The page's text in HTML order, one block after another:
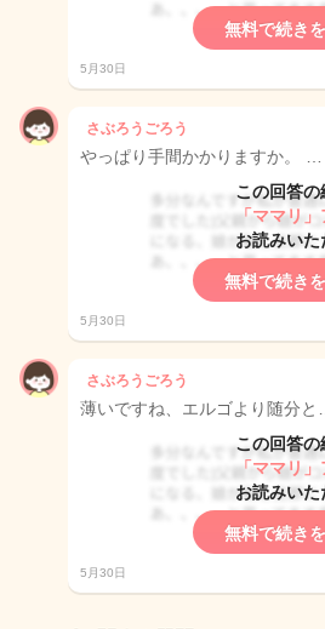
無料で続き
5月30日
さぶろうごろう
やっぱり手間かかりますか。 …
この回答の
「ママリ」
お読みいた
無料で続き
5月30日
さぶろうごろう
薄いですね、エルゴより随分と…
この回答の
「ママリ」
お読みいた
無料で続き
5月30日